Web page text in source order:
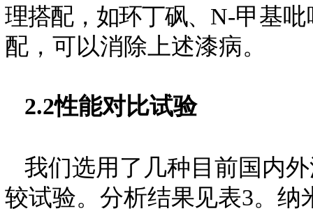
理搭配，如环丁砜、 N-甲基
配，可以消除上述漆病。
2.2性能对比试验
我们选用了几种目前国内
较试验。 分析结果见表3。纳